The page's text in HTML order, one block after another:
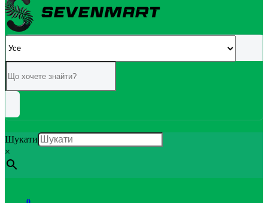
Шукати
×